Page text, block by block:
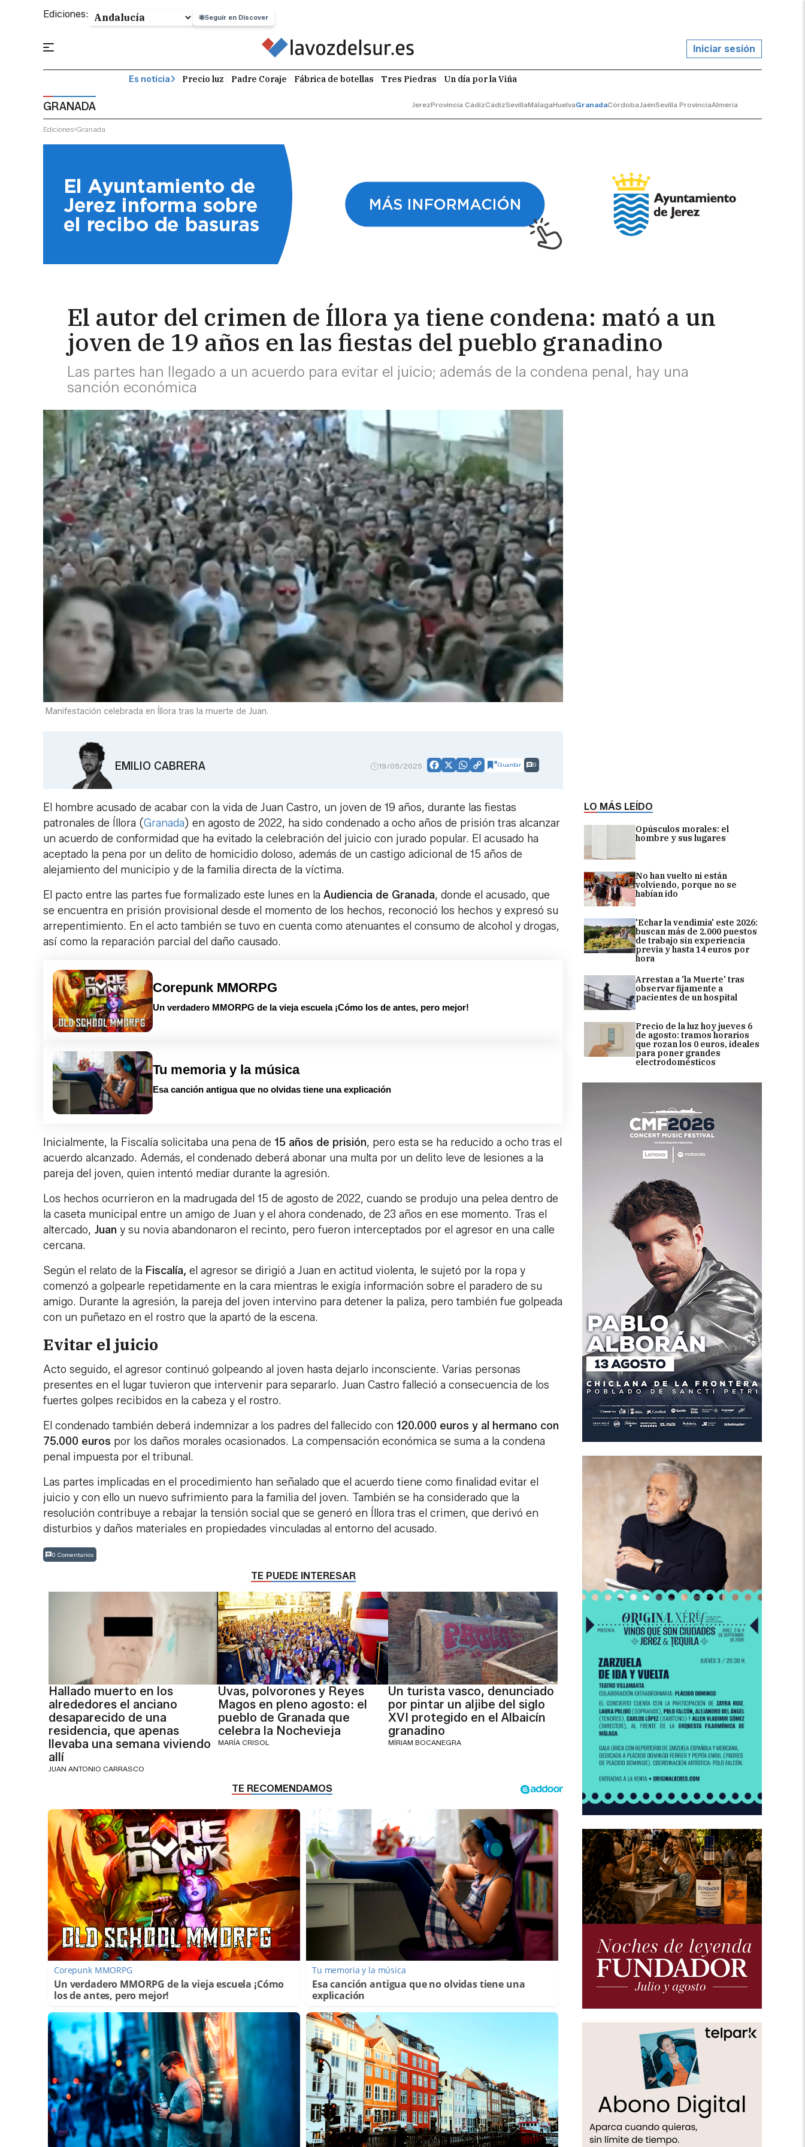
Ediciones: Seguir en Discover
Iniciar sesión
Es noticia Precio luz Padre Coraje Fábrica de botellas Tres Piedras Un día por la Viña
GRANADA JerezProvincia CádizCádizSevillaMálagaHuelvaGranadaCórdobaJaénSevilla ProvinciaAlmería
Ediciones Granada
El autor del crimen de Íllora ya tiene condena: mató a un
joven de 19 años en las fiestas del pueblo granadino
Las partes han llegado a un acuerdo para evitar el juicio; además de la condena penal, hay una
sanción económica
LO MÁS LEÍDO
Opúsculos morales: el
hombre y sus lugares
No han vuelto ni están
volviendo, porque no se
habían ido
'Echar la vendimia' este 2026:
buscan más de 2.000 puestos
de trabajo sin experiencia
previa y hasta 14 euros por
hora
Arrestan a 'la Muerte' tras
observar fijamente a
pacientes de un hospital
Precio de la luz hoy jueves 6
de agosto: tramos horarios
que rozan los 0 euros, ideales
para poner grandes
electrodomésticos
Manifestación celebrada en Íllora tras la muerte de Juan.
EMILIO CABRERA 19/05/2025 Facebook
X WhatsApp
CopyGuardar 0
El hombre acusado de acabar con la vida de Juan Castro, un joven de 19 años, durante las fiestas
patronales de Íllora (Granada) en agosto de 2022, ha sido condenado a ocho años de prisión tras alcanzar
un acuerdo de conformidad que ha evitado la celebración del juicio con jurado popular. El acusado ha
aceptado la pena por un delito de homicidio doloso, además de un castigo adicional de 15 años de
alejamiento del municipio y de la familia directa de la víctima.
El pacto entre las partes fue formalizado este lunes en la Audiencia de Granada, donde el acusado, que
se encuentra en prisión provisional desde el momento de los hechos, reconoció los hechos y expresó su
arrepentimiento. En el acto también se tuvo en cuenta como atenuantes el consumo de alcohol y drogas,
así como la reparación parcial del daño causado.
Corepunk MMORPG
Un verdadero MMORPG de la vieja escuela ¡Cómo los de antes, pero mejor!
Tu memoria y la música
Esa canción antigua que no olvidas tiene una explicación
Inicialmente, la Fiscalía solicitaba una pena de 15 años de prisión, pero esta se ha reducido a ocho tras el
acuerdo alcanzado. Además, el condenado deberá abonar una multa por un delito leve de lesiones a la
pareja del joven, quien intentó mediar durante la agresión.
Los hechos ocurrieron en la madrugada del 15 de agosto de 2022, cuando se produjo una pelea dentro de
la caseta municipal entre un amigo de Juan y el ahora condenado, de 23 años en ese momento. Tras el
altercado, Juan y su novia abandonaron el recinto, pero fueron interceptados por el agresor en una calle
cercana.
Según el relato de la Fiscalía, el agresor se dirigió a Juan en actitud violenta, le sujetó por la ropa y
comenzó a golpearle repetidamente en la cara mientras le exigía información sobre el paradero de su
amigo. Durante la agresión, la pareja del joven intervino para detener la paliza, pero también fue golpeada
con un puñetazo en el rostro que la apartó de la escena.
Evitar el juicio
Acto seguido, el agresor continuó golpeando al joven hasta dejarlo inconsciente. Varias personas
presentes en el lugar tuvieron que intervenir para separarlo. Juan Castro falleció a consecuencia de los
fuertes golpes recibidos en la cabeza y el rostro.
El condenado también deberá indemnizar a los padres del fallecido con 120.000 euros y al hermano con
75.000 euros por los daños morales ocasionados. La compensación económica se suma a la condena
penal impuesta por el tribunal.
Las partes implicadas en el procedimiento han señalado que el acuerdo tiene como finalidad evitar el
juicio y con ello un nuevo sufrimiento para la familia del joven. También se ha considerado que la
resolución contribuye a rebajar la tensión social que se generó en Íllora tras el crimen, que derivó en
disturbios y daños materiales en propiedades vinculadas al entorno del acusado.
0 Comentarios
TE PUEDE INTERESAR
Hallado muerto en los
alrededores el anciano
desaparecido de una
residencia, que apenas
llevaba una semana viviendo
allí
JUAN ANTONIO CARRASCO
Uvas, polvorones y Reyes
Magos en pleno agosto: el
pueblo de Granada que
celebra la Nochevieja
MARÍA CRISOL
Un turista vasco, denunciado
por pintar un aljibe del siglo
XVI protegido en el Albaicín
granadino
MÍRIAM BOCANEGRA
Corepunk MMORPG
Un verdadero MMORPG de la vieja escuela ¡Cómo
los de antes, pero mejor!
Tu memoria y la música
Esa canción antigua que no olvidas tiene una
explicación